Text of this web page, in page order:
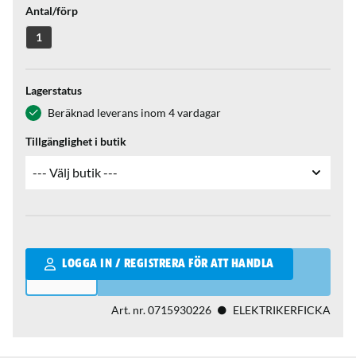
Antal/förp
1
Lagerstatus
Beräknad leverans inom 4 vardagar
Tillgänglighet i butik
LOGGA IN / REGISTRERA FÖR ATT HANDLA
Qantity
Art. nr.0715930226 ELEKTRIKERFICKA